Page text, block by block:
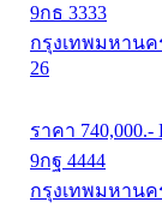
9กธ 3333
กรุงเทพมหานค
26
ราคา 740,000.-
9กฐ 4444
กรุงเทพมหานค